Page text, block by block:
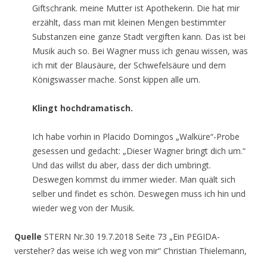
Giftschrank. meine Mutter ist Apothekerin. Die hat mir
erzählt, dass man mit kleinen Mengen bestimmter
Substanzen eine ganze Stadt vergiften kann. Das ist bei
Musik auch so. Bei Wagner muss ich genau wissen, was
ich mit der Blausäure, der Schwefelsäure und dem
Königswasser mache. Sonst kippen alle um.
Klingt hochdramatisch.
Ich habe vorhin in Placido Domingos „Walküre“-Probe
gesessen und gedacht: „Dieser Wagner bringt dich um.“
Und das willst du aber, dass der dich umbringt.
Deswegen kommst du immer wieder. Man quält sich
selber und findet es schön. Deswegen muss ich hin und
wieder weg von der Musik.
Quelle STERN Nr.30 19.7.2018 Seite 73 „Ein PEGIDA-
versteher? das weise ich weg von mir“ Christian Thielemann,